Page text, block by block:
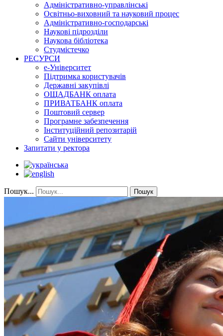
Адміністративно-управлінські
Освітньо-виховний та науковий процес
Адміністративно-господарські
Наукові підрозділи
Наукова бібліотека
Студмістечко
РЕСУРСИ
е-Університет
Підтримка користувачів
Державні закупівлі
ОЩАДБАНК оплата
ПРИВАТБАНК оплата
Поштовий сервер
Програмне забезпечення
Інституційний репозитарій
Сайти університету
Запитати у ректора
Пошук... Пошук